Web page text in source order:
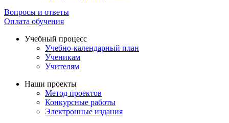
Вопросы и ответы
Оплата обучения
Учебный процесс
Учебно-календарный план
Ученикам
Учителям
Наши проекты
Метод проектов
Конкурсные работы
Электронные издания